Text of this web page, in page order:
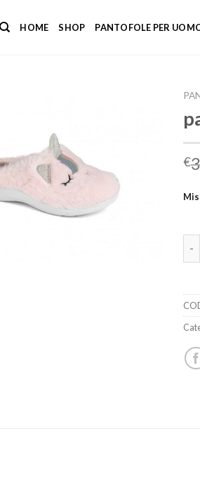
HOME SHOP PANTOFOLE PER
€